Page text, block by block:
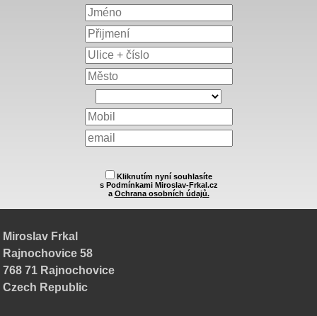
Kliknutím nyní souhlasíte
s Podmínkami Miroslav-Frkal.cz
a Ochrana osobních údajů.
Miroslav Frkal
Rajnochovice 58
768 71 Rajnochovice
Czech Republic